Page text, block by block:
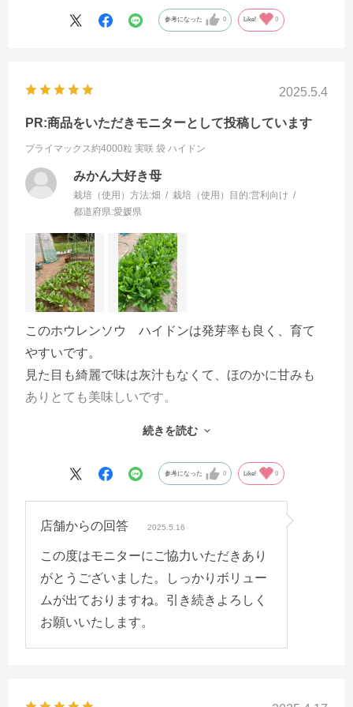
参考になった 0 Like! 0
2025.5.4
PR:商品をいただきモニターとして投稿しています
プライマックス約4000粒 実咲 袋 ハイドン
みかん大好き母
栽培（使用）方法:畑 栽培（使用）目的:営利向け
都道府県:愛媛県
このホウレンソウ ハイドンは発芽率も良く、育て
やすいです。
見た目も綺麗で味は灰汁もなくて、ほのかに甘みも
ありとても美味しいです。
続きを読む
参考になった 0 Like! 0
店舗からの回答 2025.5.16
この度はモニターにご協力いただきあり
がとうございました。しっかりボリュー
ムが出ておりますね。引き続きよろしく
お願いいたします。